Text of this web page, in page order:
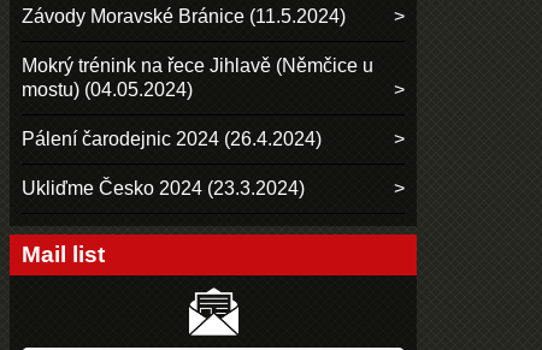
Závody Moravské Bránice (11.5.2024)
Mokrý trénink na řece Jihlavě (Němčice u
mostu) (04.05.2024)
Pálení čarodejnic 2024 (26.4.2024)
Ukliďme Česko 2024 (23.3.2024)
Mail list